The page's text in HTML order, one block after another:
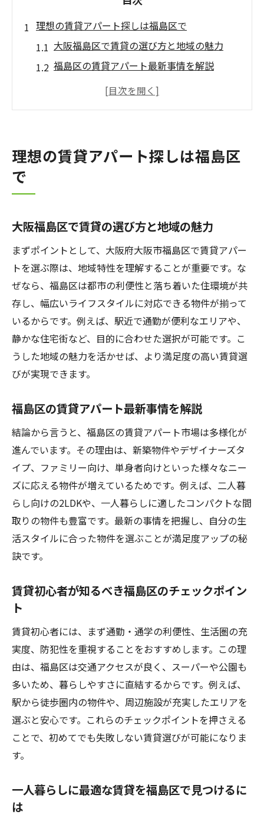
理想の賃貸アパート探しは福島区で
大阪福島区で賃貸の選び方と地域の魅力
福島区の賃貸アパート最新事情を解説
賃貸初心者が知るべき福島区のチェックポ
賃貸アパート探しを成功に導く比較のコツ
賃貸生活を快適にする福島区の設備と環境
福島区で賃貸生活を満喫するための工夫
駅近賃貸で叶える福島区の便利な暮らし方
福島区賃貸で注目すべき生活利便施設とは
賃貸で快適に過ごすための物件選びのポイ
ント
一人暮らしに最適な福島区賃貸の選び方
福島区賃貸で一人暮らしを始めるポイント
賃貸で一人暮らしの生活費を抑えるコツ
福島区賃貸で安全と利便性を両立させる方
法
一人暮らし向け賃貸の設備と立地の選び方
快適な賃貸生活を実現する物件の選定基準
ファミリー向け賃貸を福島区で見つけるコツ
福島区で賃貸の家族向け物件を選ぶポイン
大阪市福島区で賃貸の広さを上手に選ぶ方
賃貸でファミリーが快適に住むための条件
福島区の賃貸で子育てしやすい物件の探し
方
ファミリー賃貸で失敗しないための比較術
福島区の賃貸相場を徹底チェックしよう
福島区賃貸アパートの家賃相場を知るポイ
法
理想の賃貸アパート探しは福島区
で
大阪福島区で賃貸の選び方と地域の魅力
まずポイントとして、大阪府大阪市福島区で賃貸アパー
トを選ぶ際は、地域特性を理解することが重要です。な
ぜなら、福島区は都市の利便性と落ち着いた住環境が共
存し、幅広いライフスタイルに対応できる物件が揃って
いるからです。例えば、駅近で通勤が便利なエリアや、
静かな住宅街など、目的に合わせた選択が可能です。こ
うした地域の魅力を活かせば、より満足度の高い賃貸選
びが実現できます。
福島区の賃貸アパート最新事情を解説
結論から言うと、福島区の賃貸アパート市場は多様化が
進んでいます。その理由は、新築物件やデザイナーズタ
イプ、ファミリー向け、単身者向けといった様々なニー
ズに応える物件が増えているためです。例えば、二人暮
らし向けの2LDKや、一人暮らしに適したコンパクトな間
取りの物件も豊富です。最新の事情を把握し、自分の生
活スタイルに合った物件を選ぶことが満足度アップの秘
訣です。
賃貸初心者が知るべき福島区のチェックポイン
ト
賃貸初心者には、まず通勤・通学の利便性、生活圏の充
実度、防犯性を重視することをおすすめします。この理
由は、福島区は交通アクセスが良く、スーパーや公園も
多いため、暮らしやすさに直結するからです。例えば、
駅から徒歩圏内の物件や、周辺施設が充実したエリアを
選ぶと安心です。これらのチェックポイントを押さえる
ことで、初めてでも失敗しない賃貸選びが可能になりま
す。
一人暮らしに最適な賃貸を福島区で見つけるに
は